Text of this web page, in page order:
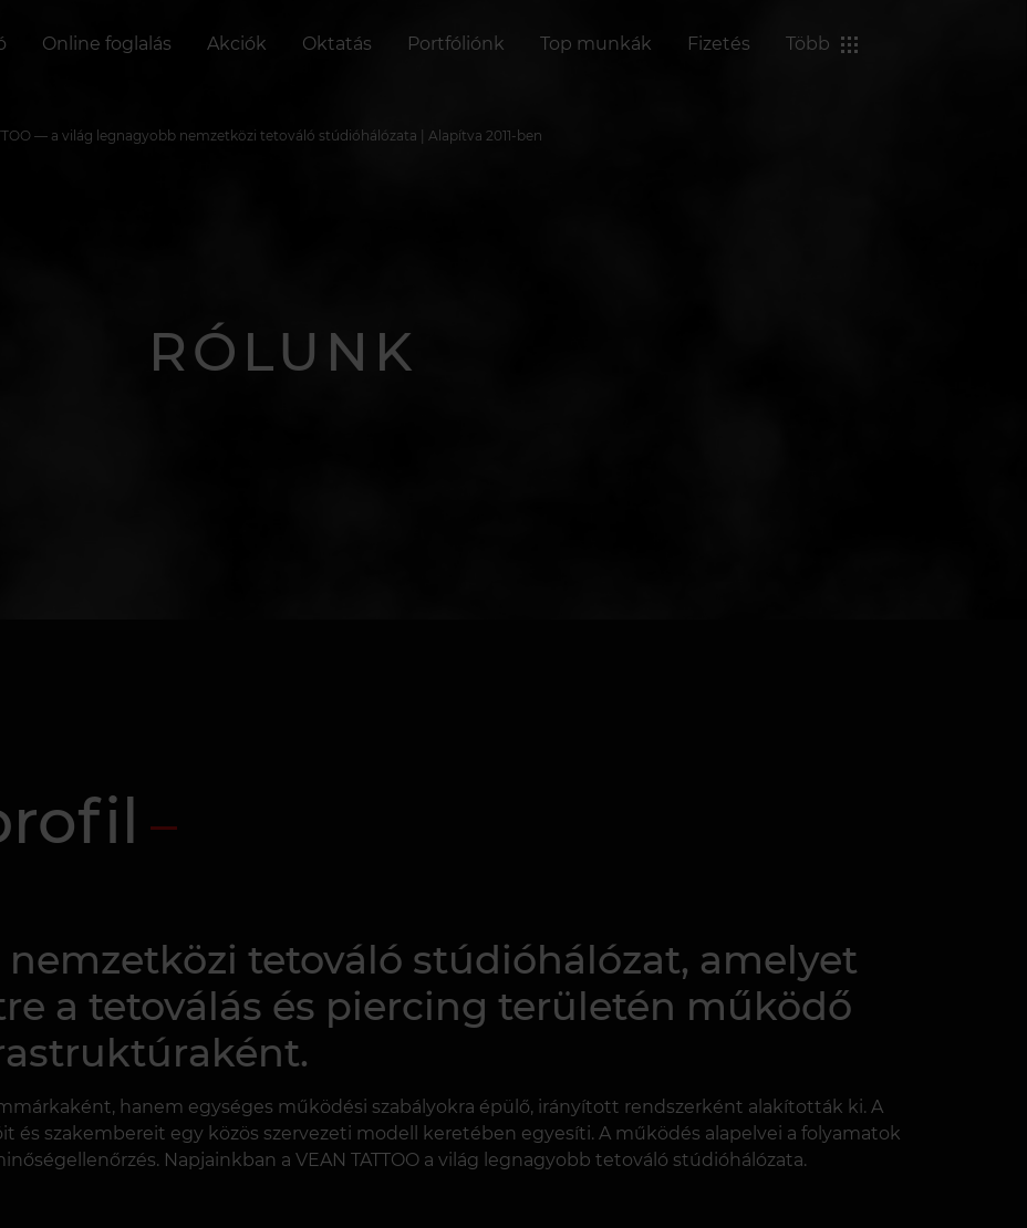
Online foglalás Akciók Oktatás Portfóliónk Top munkák Fizetés Több
— a világ legnagyobb nemzetközi tetováló stúdióhálózata | Alapítva 2011-ben
RÓLUNK
nemzetközi tetováló stúdióhálózat, amelyet
a tetoválás és piercing területén működő
hanem egységes működési szabályokra épülő, irányított rendszerként alakították ki. A
és szakembereit egy közös szervezeti modell keretében egyesíti. A működés alapelvei a folyamatok
Napjainkban a VEAN TATTOO a világ legnagyobb tetováló stúdióhálózata.